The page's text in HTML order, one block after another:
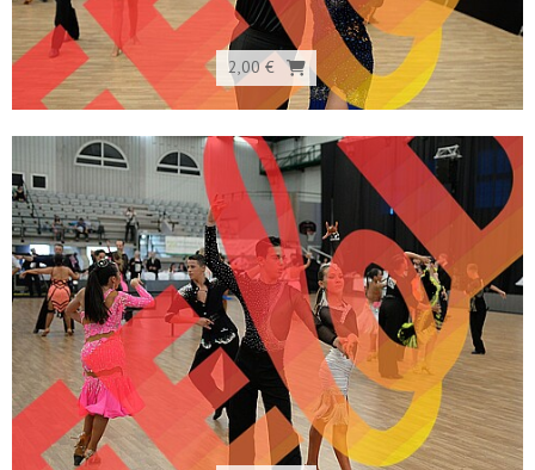
2,00 €